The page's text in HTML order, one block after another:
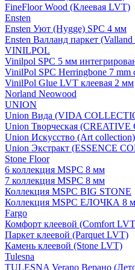
FineFloor Wood (Клеевая LVT)
Ensten
Ensten Уют (Hygge) SPC 4 мм
Ensten Валланд паркет
VINILPOL
Vinilpol SPC 5 мм
VinilPol SPC Herringbone 7 mm
VinilPol Glue LVT клеевая 2 мм
Norland Neowood
UNION
Union Вида (VIDA
Union Творческая
Union Искусство (Art
Union Экстракт (ESSENCE
Stone Floor
6 коллекция MSPC 8 мм
7 коллекция MSPC 8 мм
Коллекция MSPC BIG STONE
Коллекция MSPC ЕЛОЧКА 8
Fargo
Комфорт клеевой (Comfort
Паркет клеевой (Parquet LVT)
Камень клеевой (Stone LVT)
Tulesna
TULESNA Verano Верано